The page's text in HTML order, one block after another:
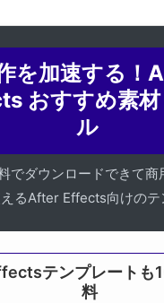
を加速する！
おすすめ素材
ル
でダウンロードできて商
るAfter Effects向けのテ
テンプレートも
料